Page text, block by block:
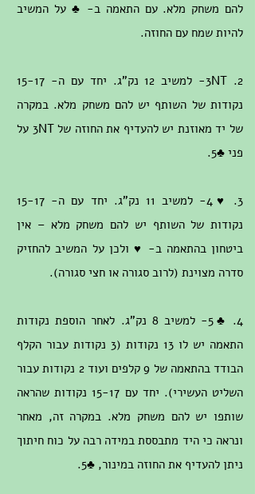
להם משחק מלא. עם התאמה ב- ♣ על המשיב
להיות שמח עם החוזה.
2. 3NT- למשיב 12 נק"ג. יחד עם ה- 15-17
נקודות של השותף יש להם משחק מלא. במקרה
של יד מאוזנת יש להעדיף את החוזה של 3NT על
פני ♣5.
3. ♥4- למשיב 11 נק"ג. יחד עם ה- 15-17
נקודות של השותף יש להם משחק מלא – אין
ביטחון בהתאמה ב- ♥ ולכן על המשיב להחזיק
סדרה מצוינת (לרוב סגורה או חצי סגורה).
4. ♣5- למשיב 8 נק"ג. לאחר הוספת נקודות
התאמה יש לו 13 נקודות (3 נקודות עבור הקלף
הבודד בהתאמה של 9 קלפים ועוד 2 נקודות עבור
השליט העשירי). יחד עם 15-17 נקודות שהראה
שותפו יש להם משחק מלא. במקרה זה, מאחר
ונראה כי היד מתבססת במידה רבה על כוח חיתוך
ניתן להעדיף את החוזה במינור, ♣5.